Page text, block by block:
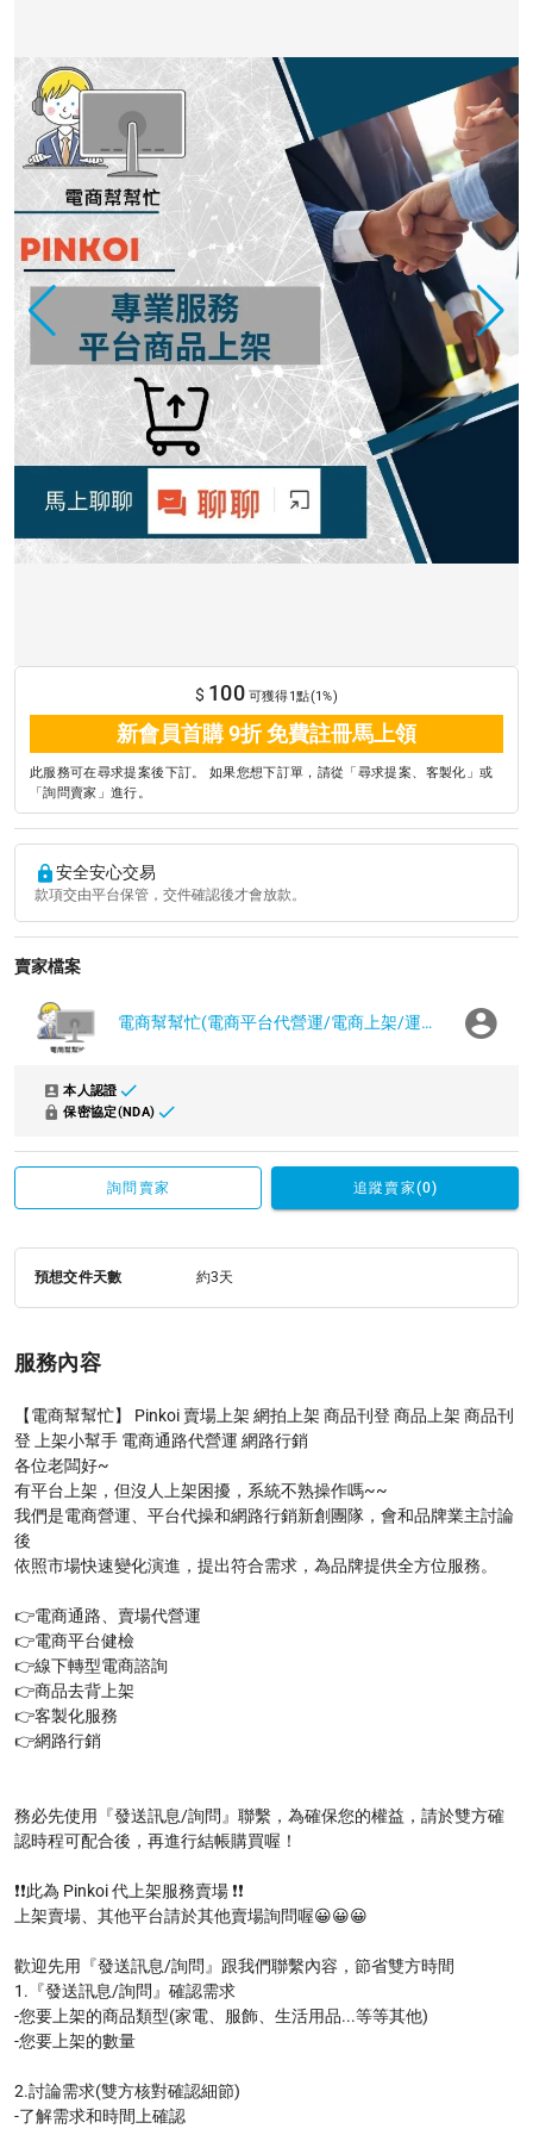
$ 100 可獲得1點(1%)
新會員首購 9折 免費註冊馬上領
此服務可在尋求提案後下訂。 如果您想下訂單，請從「尋求提案、客製化」或
「詢問賣家」進行。
安全安心交易
款項交由平台保管，交件確認後才會放款。
賣家檔案
電商幫幫忙(電商平台代營運/電商上架/運營策略/網路行銷)
本人認證
保密協定(NDA)
詢問賣家 追蹤賣家(0)
預想交件天數 約3天
服務內容
【電商幫幫忙】 Pinkoi 賣場上架 網拍上架 商品刊登 商品上架 商品刊
登 上架小幫手 電商通路代營運 網路行銷
各位老闆好~
有平台上架，但沒人上架困擾，系統不熟操作嗎~~
我們是電商營運、平台代操和網路行銷新創團隊，會和品牌業主討論
後
依照市場快速變化演進，提出符合需求，為品牌提供全方位服務。
👉電商通路、賣場代營運
👉電商平台健檢
👉線下轉型電商諮詢
👉商品去背上架
👉客製化服務
👉網路行銷
務必先使用『發送訊息/詢問』聯繫，為確保您的權益，請於雙方確
認時程可配合後，再進行結帳購買喔！
❗❗此為 Pinkoi 代上架服務賣場 ❗❗
上架賣場、其他平台請於其他賣場詢問喔😀😀😀
歡迎先用『發送訊息/詢問』跟我們聯繫內容，節省雙方時間
1.『發送訊息/詢問』確認需求
-您要上架的商品類型(家電、服飾、生活用品...等等其他)
-您要上架的數量
2.討論需求(雙方核對確認細節)
-了解需求和時間上確認